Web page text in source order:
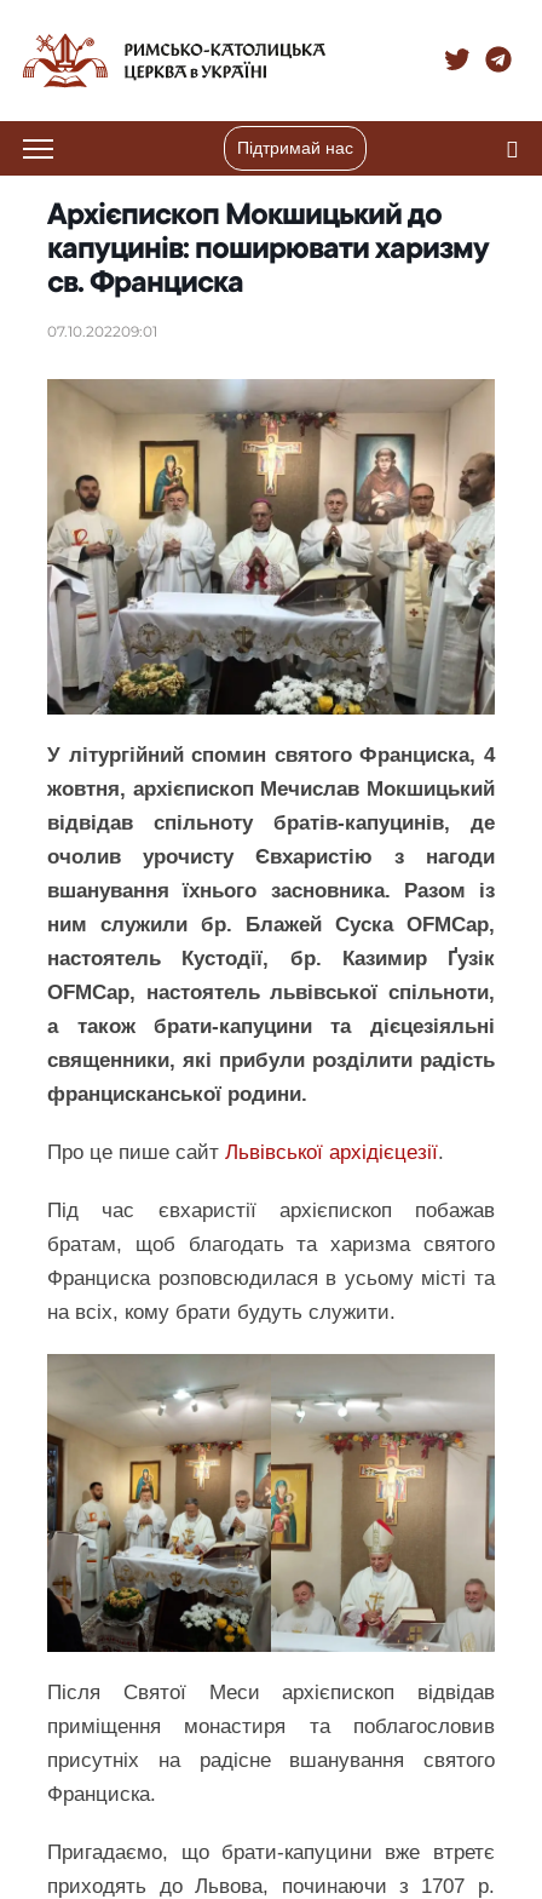
Підтримай нас
Архієпископ Мокшицький до
капуцинів: поширювати харизму
св. Франциска
07.10.202209:01
У літургійний спомин святого Франциска, 4
жовтня, архієпископ Мечислав Мокшицький
відвідав спільноту братів-капуцинів, де
очолив урочисту Євхаристію з нагоди
вшанування їхнього засновника. Разом із
ним служили бр. Блажей Суска OFMCap,
настоятель Кустодії, бр. Казимир Ґузік
OFMCap, настоятель львівської спільноти,
а також брати-капуцини та дієцезіяльні
священники, які прибули розділити радість
францисканської родини.
Про це пише сайтЛьвівської архідієцезії.
Під час євхаристії архієпископ побажав
братам, щоб благодать та харизма святого
Франциска розповсюдилася в усьому місті та
на всіх, кому брати будуть служити.
Після Святої Меси архієпископ відвідав
приміщення монастиря та поблагословив
присутніх на радісне вшанування святого
Франциска.
Пригадаємо, що брати-капуцини вже втретє
приходять до Львова, починаючи з 1707 р.